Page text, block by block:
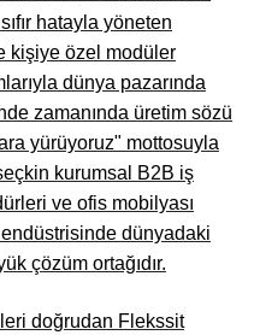
hatayla yöneten
kişiye özel modüler
dünya pazarında
zamanında üretim sözü
yürüyoruz" mottosuyla
kurumsal B2B iş
ve ofis mobilyası
dünyadaki
çözüm ortağıdır.
doğrudan Flekssit